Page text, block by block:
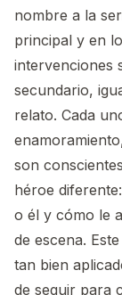
nombre a la
principal y en
intervenciones
secundario,
relato. Cada
son
héroe
o él y cómo le
de escena.
tan bien
de seguir para